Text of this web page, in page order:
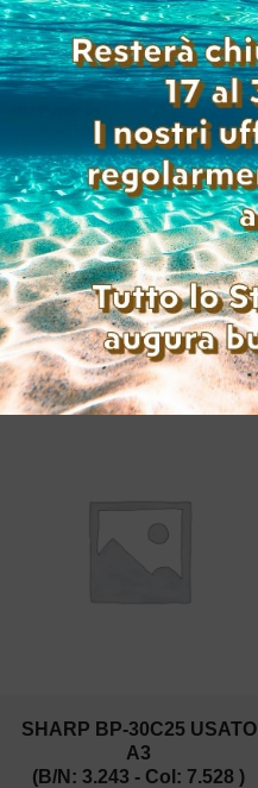
SHARP BP-30C25 USATO
A3
(B/N: 29.725 - Col: 22.657 )
Accedi per
visualizzare i prezzi
SHARP BP-30C25 USATO
A3
(B/N: 3.243 - Col: 7.528 )